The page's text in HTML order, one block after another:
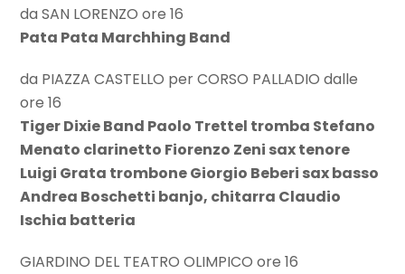
da SAN LORENZO ore 16
Pata Pata Marchhing Band
da PIAZZA CASTELLO per CORSO PALLADIO dalle
ore 16
Tiger Dixie Band Paolo Trettel tromba Stefano
Menato clarinetto Fiorenzo Zeni sax tenore
Luigi Grata trombone Giorgio Beberi sax basso
Andrea Boschetti banjo, chitarra Claudio
Ischia batteria
GIARDINO DEL TEATRO OLIMPICO ore 16